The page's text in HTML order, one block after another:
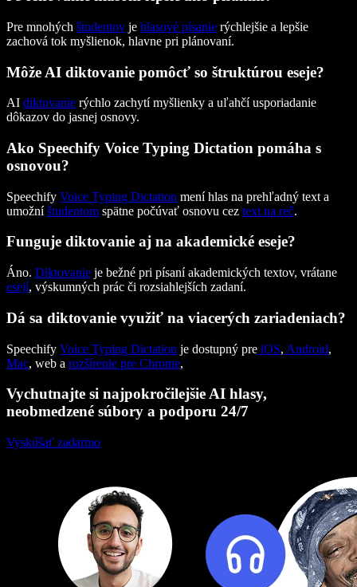
Pre mnohých študentov je hlasové písanie rýchlejšie a lepšie
zachová tok myšlienok, hlavne pri plánovaní.
Môže AI diktovanie pomôcť so štruktúrou eseje?
AI diktovanie rýchlo zachytí myšlienky a uľahčí usporiadanie
dôkazov do jasnej osnovy.
Ako Speechify Voice Typing Dictation pomáha s
osnovou?
Speechify Voice Typing Dictation mení hlas na prehľadný text a
umožníštudentom spätne počúvať osnovu cez text na reč.
Funguje diktovanie aj na akademické eseje?
Áno. Diktovanie je bežné pri písaní akademických textov, vrátane
esejí, výskumných prác či rozsiahlejších zadaní.
Dá sa diktovanie využiť na viacerých zariadeniach?
Speechify Voice Typing Dictation je dostupný pre iOS, Android,
Mac, web a rozšírenie pre Chrome,
Vychutnajte si najpokročilejšie AI hlasy,
neobmedzené súbory a podporu 24/7
Vyskúšať zadarmo